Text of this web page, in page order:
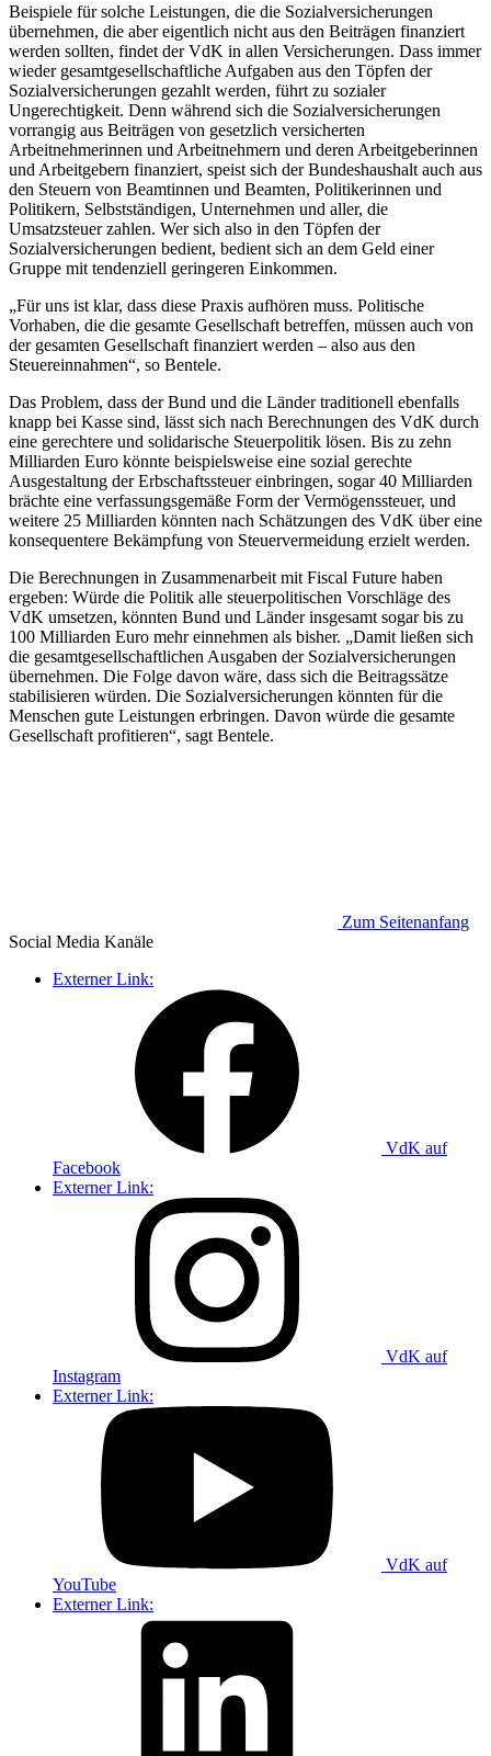
Beispiele für solche Leistungen, die die Sozialversicherungen
übernehmen, die aber eigentlich nicht aus den Beiträgen finanziert
werden sollten, findet der VdK in allen Versicherungen. Dass immer
wieder gesamtgesellschaftliche Aufgaben aus den Töpfen der
Sozialversicherungen gezahlt werden, führt zu sozialer
Ungerechtigkeit. Denn während sich die Sozialversicherungen
vorrangig aus Beiträgen von gesetzlich versicherten
Arbeitnehmerinnen und Arbeitnehmern und deren Arbeitgeberinnen
und Arbeitgebern finanziert, speist sich der Bundeshaushalt auch aus
den Steuern von Beamtinnen und Beamten, Politikerinnen und
Politikern, Selbstständigen, Unternehmen und aller, die
Umsatzsteuer zahlen. Wer sich also in den Töpfen der
Sozialversicherungen bedient, bedient sich an dem Geld einer
Gruppe mit tendenziell geringeren Einkommen.
„Für uns ist klar, dass diese Praxis aufhören muss. Politische
Vorhaben, die die gesamte Gesellschaft betreffen, müssen auch von
der gesamten Gesellschaft finanziert werden – also aus den
Steuereinnahmen“, so Bentele.
Das Problem, dass der Bund und die Länder traditionell ebenfalls
knapp bei Kasse sind, lässt sich nach Berechnungen des VdK durch
eine gerechtere und solidarische Steuerpolitik lösen. Bis zu zehn
Milliarden Euro könnte beispielsweise eine sozial gerechte
Ausgestaltung der Erbschaftssteuer einbringen, sogar 40 Milliarden
brächte eine verfassungsgemäße Form der Vermögenssteuer, und
weitere 25 Milliarden könnten nach Schätzungen des VdK über eine
konsequentere Bekämpfung von Steuervermeidung erzielt werden.
Die Berechnungen in Zusammenarbeit mit Fiscal Future haben
ergeben: Würde die Politik alle steuerpolitischen Vorschläge des
VdK umsetzen, könnten Bund und Länder insgesamt sogar bis zu
100 Milliarden Euro mehr einnehmen als bisher. „Damit ließen sich
die gesamtgesellschaftlichen Ausgaben der Sozialversicherungen
übernehmen. Die Folge davon wäre, dass sich die Beitragssätze
stabilisieren würden. Die Sozialversicherungen könnten für die
Menschen gute Leistungen erbringen. Davon würde die gesamte
Gesellschaft profitieren“, sagt Bentele.
Zum Seitenanfang
Social Media Kanäle
Externer Link:
VdK auf
Facebook
Externer Link:
VdK auf
Instagram
Externer Link:
VdK auf
YouTube
Externer Link: